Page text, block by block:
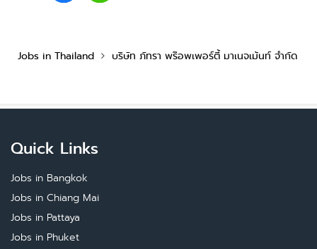
Jobs in Thailand บริษัท ภัทรา พร๊อพเพอร์ตี้ มาเนจเม้นท์ จำกัด
Quick Links
Jobs in Bangkok
Jobs in Chiang Mai
Jobs in Pattaya
Jobs in Phuket